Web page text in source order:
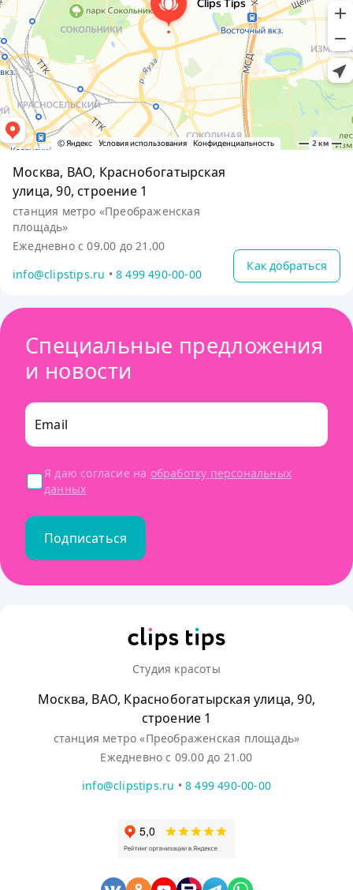
Москва, ВАО, Краснобогатырская
улица, 90, строение 1
станция метро «Преображенская
площадь»
Ежедневно с 09.00 до 21.00
info@clipstips.ru •8 499 490-00-00
Как добраться
Специальные предложения
и новости
Email
Я даю согласие на обработку персональных
данных
Подписаться
Студия красоты
Москва, ВАО, Краснобогатырская улица, 90,
строение 1
станция метро «Преображенская площадь»
Ежедневно с 09.00 до 21.00
info@clipstips.ru • 8 499 490-00-00